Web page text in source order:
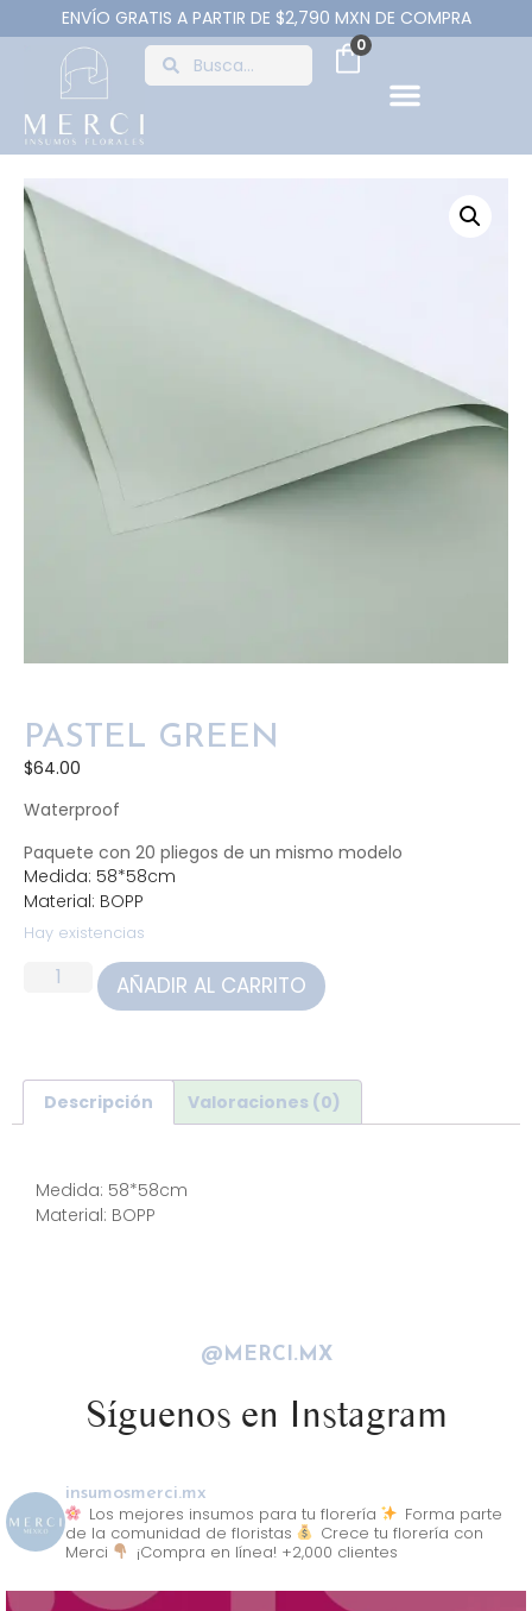
ENVÍO GRATIS A PARTIR DE $2,790 MXN DE COMPRA
0
PASTEL GREEN
$64.00
Waterproof
Paquete con 20 pliegos de un mismo modelo
Medida: 58*58cm
Material: BOPP
Hay existencias
AÑADIR AL CARRITO
Descripción Valoraciones (0)
Medida: 58*58cm
Material: BOPP
@MERCI.MX
Síguenos en Instagram
insumosmerci.mx
Los mejores insumos para tu florería
Forma parte
de la comunidad de floristas
Crece tu florería con
Merci
¡Compra en línea! +2,000 clientes